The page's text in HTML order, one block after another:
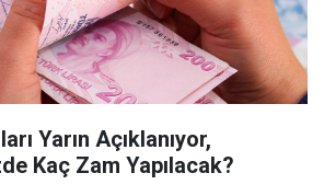
Yarın Açıklanıyor,
Kaç Zam Yapılacak?